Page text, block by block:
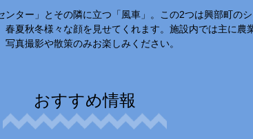
ター」とその隣に立つ「風車」。この2つは興部町の
夏秋冬様々な顔を見せてくれます。施設内では主に農
真撮影や散策のみお楽しみください。
おすすめ情報